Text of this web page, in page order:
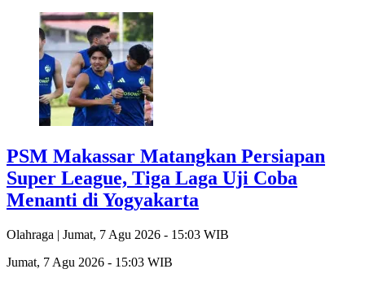
PSM Makassar Matangkan Persiapan
Super League, Tiga Laga Uji Coba
Menanti di Yogyakarta
Olahraga | Jumat, 7 Agu 2026 - 15:03 WIB
Jumat, 7 Agu 2026 - 15:03 WIB